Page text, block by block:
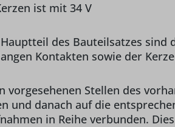
ist mit 34 V
des Bauteilsatzes sind
Kontakten sowie der
vorgesehenen Stellen des
und danach auf die
in Reihe verbunden.